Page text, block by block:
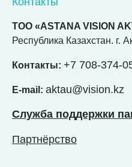
ТОО «ASTANA VISION
Республика Казахстан. г.
Контакты: +7 708-374-
E-mail: aktau@vision.kz
Служба поддержки
Партнёрство